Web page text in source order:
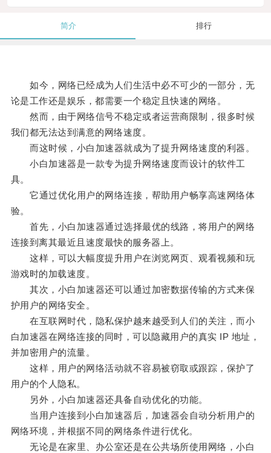
简介 排行
如今，网络已经成为人们生活中必不可少的一部分，无
论是工作还是娱乐，都需要一个稳定且快速的网络。
然而，由于网络信号不稳定或者运营商限制，很多时候
我们都无法达到满意的网络速度。
而这时候，小白加速器就成为了提升网络速度的利器。
小白加速器是一款专为提升网络速度而设计的软件工
具。
它通过优化用户的网络连接，帮助用户畅享高速网络体
验。
首先，小白加速器通过选择最优的线路，将用户的网络
连接到离其最近且速度最快的服务器上。
这样，可以大幅度提升用户在浏览网页、观看视频和玩
游戏时的加载速度。
其次，小白加速器还可以通过加密数据传输的方式来保
护用户的网络安全。
在互联网时代，隐私保护越来越受到人们的关注，而小
白加速器在网络连接的同时，可以隐藏用户的真实 IP 地址，
并加密用户的流量。
这样，用户的网络活动就不容易被窃取或跟踪，保护了
用户的个人隐私。
另外，小白加速器还具备自动优化的功能。
当用户连接到小白加速器后，加速器会自动分析用户的
网络环境，并根据不同的网络条件进行优化。
无论是在家里、办公室还是在公共场所使用网络，小白